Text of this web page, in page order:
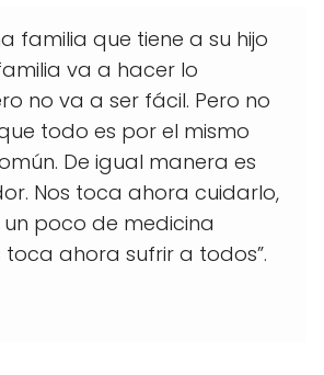
familia que tiene a su hijo
va a hacer lo
no va a ser fácil. Pero no
todo es por el mismo
De igual manera es
Nos toca ahora cuidarlo,
poco de medicina
ahora sufrir a todos”.